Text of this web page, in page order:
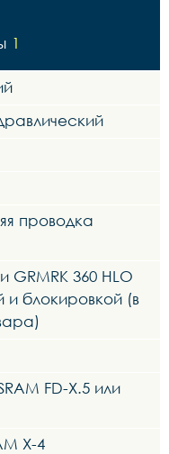
1
проводка
GRMRK 360 HLO
и блокировкой (в
FD-X.5 или
X-4